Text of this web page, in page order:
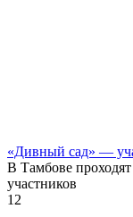
«Дивный сад» —
В Тамбове
участников
12